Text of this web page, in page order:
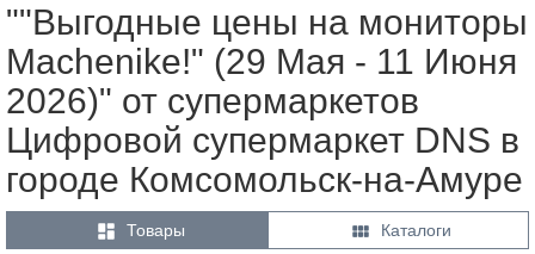
""Выгодные цены на мониторы
Machenike!" (29 Мая - 11 Июня
2026)" от супермаркетов
Цифровой супермаркет DNS в
городе Комсомольск-на-Амуре
 Товары  Каталоги